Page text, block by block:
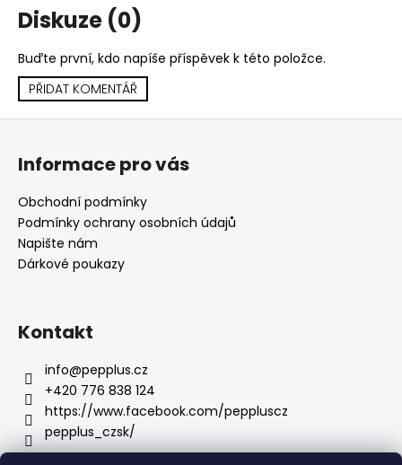
Diskuze (0)
Buďte první, kdo napíše příspěvek k této položce.
PŘIDAT KOMENTÁŘ
Z
Informace pro vás
Obchodní podmínky
Podmínky ochrany osobních údajů
Napište nám
Dárkové poukazy
Kontakt
info@pepplus.cz
+420 776 838 124
https://www.facebook.com/peppluscz
pepplus_czsk/